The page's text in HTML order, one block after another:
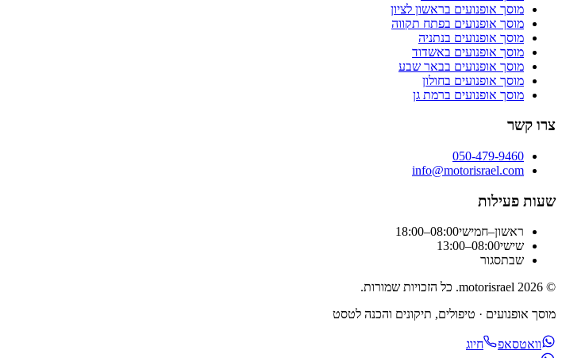
מוסך אופנועים בראשון לציון
מוסך אופנועים בפתח תקווה
מוסך אופנועים בנתניה
מוסך אופנועים באשדוד
מוסך אופנועים בבאר שבע
מוסך אופנועים בחולון
מוסך אופנועים ברמת גן
צרו קשר
050-479-9460
info@motorisrael.com
שעות פעילות
ראשון–חמישי08:00–18:00
שישי08:00–13:00
שבתסגור
©
2026
motorisrael. כל הזכויות שמורות.
מוסך אופנועים · טיפולים, תיקונים והכנה לטסט
וואטסאפ
חיוג